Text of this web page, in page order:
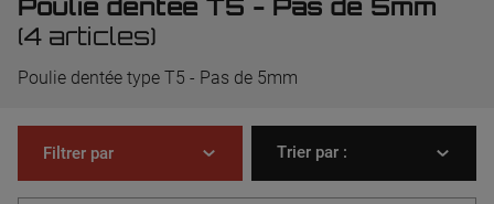
Poulie dentée T5 - Pas de 5mm
(4 articles)
Poulie dentée type T5 - Pas de 5mm
Filtrer par Trier par :